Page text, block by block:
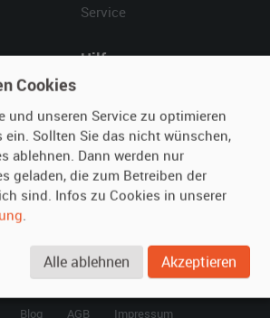
Service
Hilfe
So funktioniert's
Kontakt
Blog AGB Impressum
Cookies
und unseren Service zu optimieren
ein. Sollten Sie das nicht wünschen,
ablehnen. Dann werden nur
geladen, die zum Betreiben der
sind. Infos zu Cookies in unserer
.
Alle ablehnen Akzeptieren